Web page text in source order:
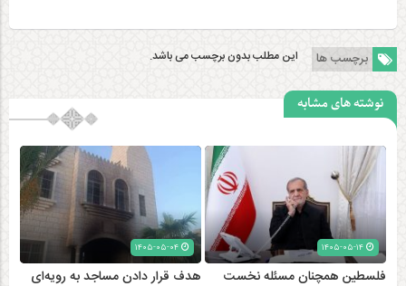
برچسب ها این مطلب بدون برچسب می باشد.
نوشته های مشابه
۱۴۰۵-۰۵-۱۴
فلسطین همچنان مسئله نخست
هدف قرار دادن مساجد به رویه‌ای